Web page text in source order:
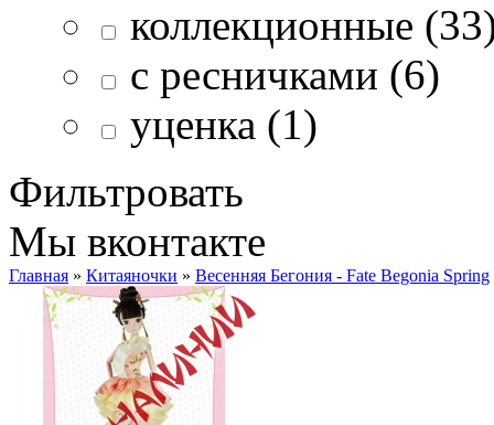
коллекционные
с ресничками (6)
уценка (1)
Фильтровать
Мы вконтакте
Главная » Китаяночки » Весенняя Бегония - Fate Begonia Spring